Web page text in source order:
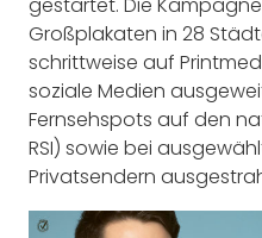
Großplakaten in 28
schrittweise auf
soziale Medien
Fernsehspots auf den
RSI) sowie bei
Privatsendern